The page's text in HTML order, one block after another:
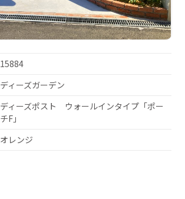
15884
ディーズガーデン
ディーズポスト ウォールインタイプ「ポー
チF」
オレンジ